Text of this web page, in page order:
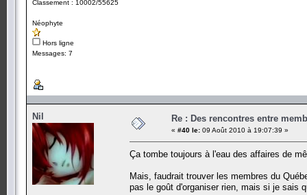
Classement : 10002/55625
Néophyte
Hors ligne
Messages: 7
Nil Re : Des rencontres entre
« #40 le: 09 Août 2010 à 19:07:39 »
Ça tombe toujours à l'eau des affaires de
Mais, faudrait trouver les membres du
pas le goût d'organiser rien, mais si je sais